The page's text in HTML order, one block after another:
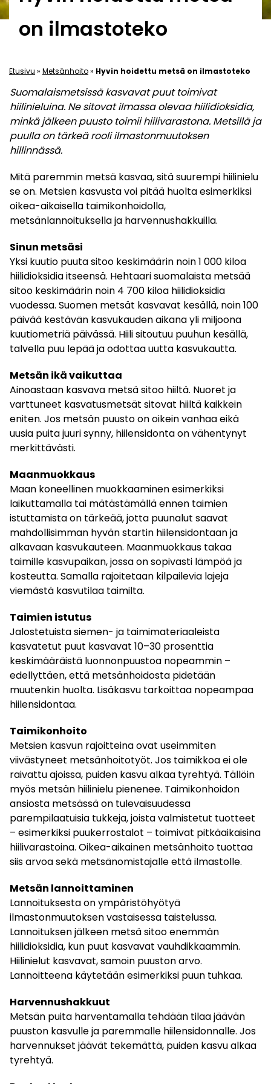
on ilmastoteko
Etusivu » Metsänhoito» Hyvin hoidettu metsä on ilmastoteko
Suomalaismetsissä kasvavat puut toimivat
hiilinieluina. Ne sitovat ilmassa olevaa hiilidioksidia,
minkä jälkeen puusto toimii hiilivarastona. Metsillä ja
puulla on tärkeä rooli ilmastonmuutoksen
hillinnässä.
Mitä paremmin metsä kasvaa, sitä suurempi hiilinielu
se on. Metsien kasvusta voi pitää huolta esimerkiksi
oikea-aikaisella taimikonhoidolla,
metsänlannoituksella ja harvennushakkuilla.
Sinun metsäsi
Yksi kuutio puuta sitoo keskimäärin noin 1 000 kiloa
hiilidioksidia itseensä. Hehtaari suomalaista metsää
sitoo keskimäärin noin 4 700 kiloa hiilidioksidia
vuodessa. Suomen metsät kasvavat kesällä, noin 100
päivää kestävän kasvukauden aikana yli miljoona
kuutiometriä päivässä. Hiili sitoutuu puuhun kesällä,
talvella puu lepää ja odottaa uutta kasvukautta.
Metsän ikä vaikuttaa
Ainoastaan kasvava metsä sitoo hiiltä. Nuoret ja
varttuneet kasvatusmetsät sitovat hiiltä kaikkein
eniten. Jos metsän puusto on oikein vanhaa eikä
uusia puita juuri synny, hiilensidonta on vähentynyt
merkittävästi.
Maanmuokkaus
Maan koneellinen muokkaaminen esimerkiksi
laikuttamalla tai mätästämällä ennen taimien
istuttamista on tärkeää, jotta puunalut saavat
mahdollisimman hyvän startin hiilensidontaan ja
alkavaan kasvukauteen. Maanmuokkaus takaa
taimille kasvupaikan, jossa on sopivasti lämpöä ja
kosteutta. Samalla rajoitetaan kilpailevia lajeja
viemästä kasvutilaa taimilta.
Taimien istutus
Jalostetuista siemen- ja taimimateriaaleista
kasvatetut puut kasvavat 10–30 prosenttia
keskimääräistä luonnonpuustoa nopeammin –
edellyttäen, että metsänhoidosta pidetään
muutenkin huolta. Lisäkasvu tarkoittaa nopeampaa
hiilensidontaa.
Taimikonhoito
Metsien kasvun rajoitteina ovat useimmiten
viivästyneet metsänhoitotyöt. Jos taimikkoa ei ole
raivattu ajoissa, puiden kasvu alkaa tyrehtyä. Tällöin
myös metsän hiilinielu pienenee. Taimikonhoidon
ansiosta metsässä on tulevaisuudessa
parempilaatuisia tukkeja, joista valmistetut tuotteet
– esimerkiksi puukerrostalot – toimivat pitkäaikaisina
hiilivarastoina. Oikea-aikainen metsänhoito tuottaa
siis arvoa sekä metsänomistajalle että ilmastolle.
Metsän lannoittaminen
Lannoituksesta on ympäristöhyötyä
ilmastonmuutoksen vastaisessa taistelussa.
Lannoituksen jälkeen metsä sitoo enemmän
hiilidioksidia, kun puut kasvavat vauhdikkaammin.
Hiilinielut kasvavat, samoin puuston arvo.
Lannoitteena käytetään esimerkiksi puun tuhkaa.
Harvennushakkuut
Metsän puita harventamalla tehdään tilaa jäävän
puuston kasvulle ja paremmalle hiilensidonnalle. Jos
harvennukset jäävät tekemättä, puiden kasvu alkaa
tyrehtyä.